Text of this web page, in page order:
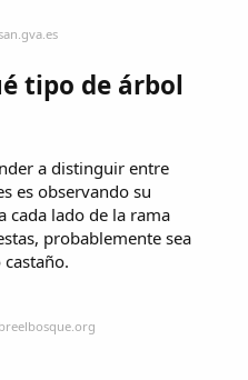
tipo de árbol
a distinguir entre
es observando su
cada lado de la rama
probablemente sea